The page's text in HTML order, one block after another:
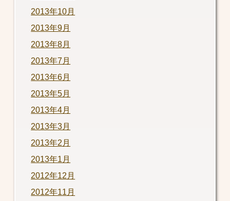
2013年10月
2013年9月
2013年8月
2013年7月
2013年6月
2013年5月
2013年4月
2013年3月
2013年2月
2013年1月
2012年12月
2012年11月